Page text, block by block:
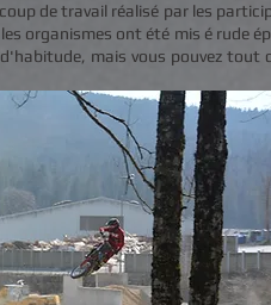
de travail réalisé par les
organismes ont été mis é rude
mais vous pouvez